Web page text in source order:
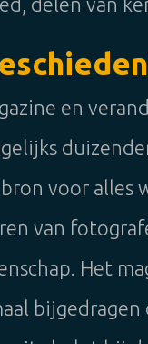
en
voor
van
Het